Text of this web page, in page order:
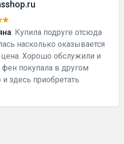
: Купила подруге отсюда
насколько оказывается
Хорошо обслужили и
фен покупала в другом
здесь приобретать.